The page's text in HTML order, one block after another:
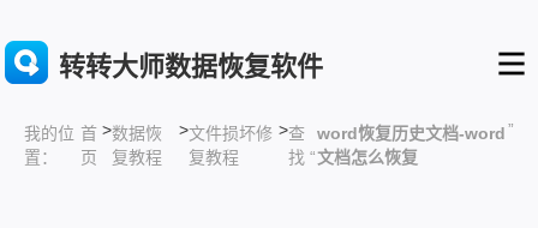
转转大师数据恢复软件
我的位
置：
首
页
>数据恢
复教程
>文件损坏修
复教程
>查
找 “
word恢复历史文档-word
文档怎么恢复
”